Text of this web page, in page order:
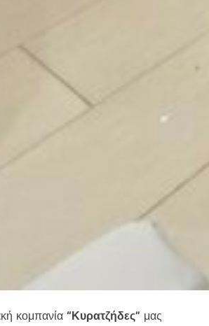
κομπανία “Κυρατζήδες” μας